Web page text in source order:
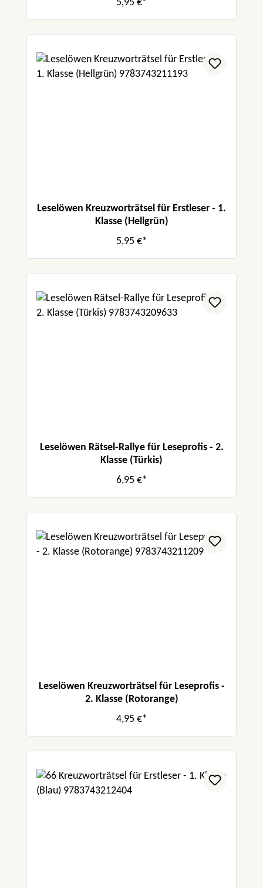
5,95 €*
Leselöwen Kreuzworträtsel für Erstleser - 1.
Klasse (Hellgrün)
5,95 €*
Leselöwen Rätsel-Rallye für Leseprofis - 2.
Klasse (Türkis)
6,95 €*
Leselöwen Kreuzworträtsel für Leseprofis -
2. Klasse (Rotorange)
4,95 €*